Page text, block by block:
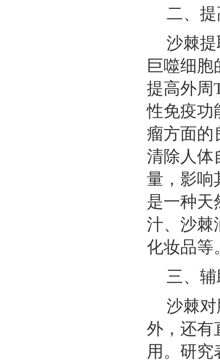
二、
沙棘
巨噬细
提高外周
性免疫功
瘤方面的
清除人体
量，影响
是一种天
汁、沙棘
化妆品等
三、
沙棘
外，还有
用。研究